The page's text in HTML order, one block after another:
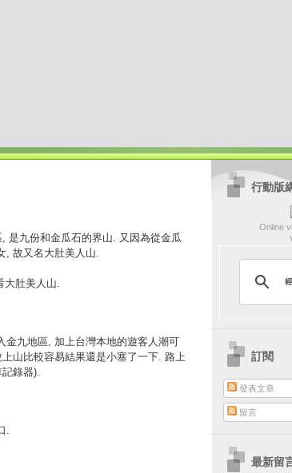
是九份和金瓜石的界山. 又因為從金瓜
, 故又名大肚美人山.
大肚美人山.
金九地區, 加上台灣本地的遊客人潮可
山比較容易結果還是小塞了一下. 路上
錄器).
.
行動版
Online
訂閱
發表文章
留言
最新留